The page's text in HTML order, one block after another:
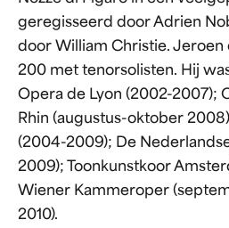
geregisseerd door Adrien
door William Christie. Jeroen
200 met tenorsolisten. Hij
Opera de Lyon (2002-2007);
Rhin (augustus-oktober
(2004-2009); De
2009); Toonkunstkoor
Wiener Kammeroper
2010).